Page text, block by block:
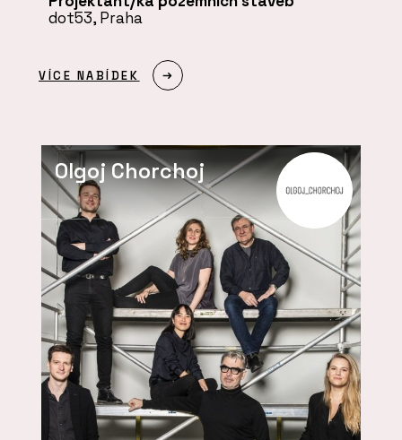
dot53, Praha
VÍCE NABÍDEK
Olgoj Chorchoj